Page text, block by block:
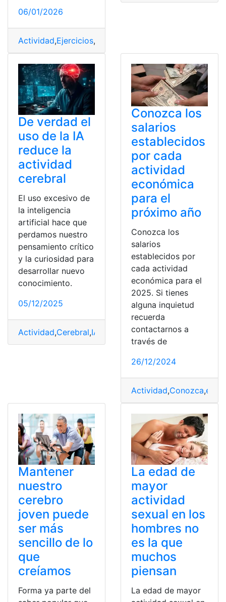
06/01/2026
Actividad,Ejercicios,
De verdad el
uso de la IA
reduce la
actividad
cerebral
El uso excesivo de
la inteligencia
artificial hace que
perdamos nuestro
pensamiento crítico
y la curiosidad para
desarrollar nuevo
conocimiento.
05/12/2025
Actividad,Cerebral,IA Verdad
Conozca los
salarios
establecidos
por cada
actividad
económica
para el
próximo año
Conozca los
salarios
establecidos por
cada actividad
económica para el
2025. Si tienes
alguna inquietud
recuerda
contactarnos a
través de
26/12/2024
Actividad,Conozca,
Mantener
nuestro
cerebro
joven puede
ser más
sencillo de lo
que
creíamos
Forma ya parte del
La edad de
mayor
actividad
sexual en los
hombres no
es la que
muchos
piensan
La edad de mayor